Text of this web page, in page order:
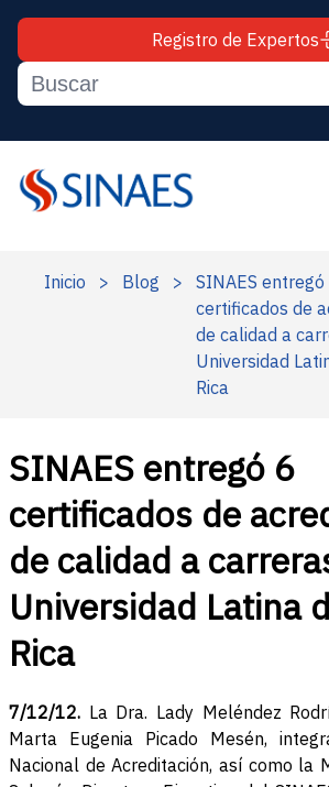
Registro de Expertos
Inicio > Blog >
SINAES entregó
certificados de
de calidad a
Universidad
Rica
SINAES entregó 6
certificados de
de calidad a
Universidad Latina
Rica
7/12/12. La Dra. Lady Meléndez
Marta Eugenia Picado Mesén,
Nacional de Acreditación, así como la